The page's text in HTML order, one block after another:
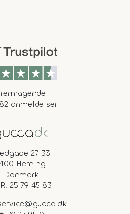
anmeldelser
27-33
Herning
Danmark
25 79 45 83